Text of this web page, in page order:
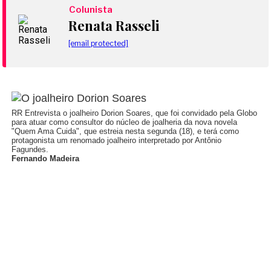
Colunista
Renata Rasseli
[email protected]
RR Entrevista o joalheiro Dorion Soares, que foi convidado pela Globo
para atuar como consultor do núcleo de joalheria da nova novela
"Quem Ama Cuida", que estreia nesta segunda (18), e terá como
protagonista um renomado joalheiro interpretado por Antônio
Fagundes.
Fernando Madeira